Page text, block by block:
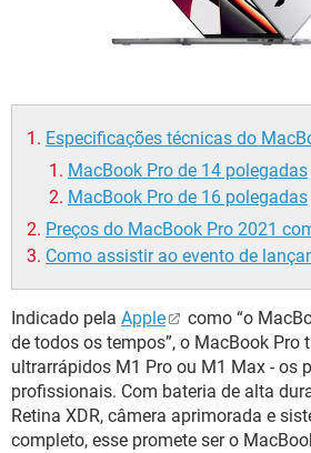
Especificações técnicas do
MacBook Pro de 14 polegadas
MacBook Pro de 16 polegadas
Preços do MacBook Pro 2021
Como assistir ao evento de
Indicado pela Apple
como “o
de todos os tempos”, o MacBook Pro
ultrarrápidos M1 Pro ou M1 Max - os
profissionais. Com bateria de alta
Retina XDR, câmera aprimorada e
completo, esse promete ser o